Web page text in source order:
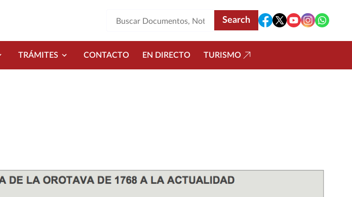
TRÁMITES CONTACTO EN DIRECTO TURISMO